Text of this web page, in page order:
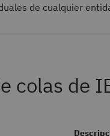
de cualquier
colas de